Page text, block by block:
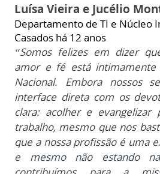
Luísa Vieira e Jucélio
Departamento de TI e Núcleo
Casados há 12 anos
“Somos felizes em dizer
amor e fé está intimamente
Nacional. Embora nossos
interface direta com os
clara: acolher e
trabalho, mesmo que nos
que a nossa profissão é uma
e mesmo não estando